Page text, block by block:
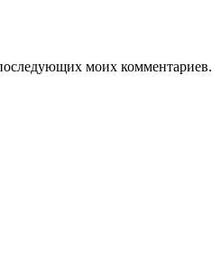
моих комментариев.